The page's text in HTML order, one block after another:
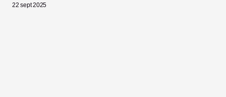
22 sept 2025